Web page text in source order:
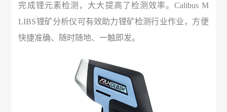
完成锂元素检测，大大提高了检测效率。Calibus M
LIBS锂矿分析仪可有效助力锂矿检测行业作业，方便
快捷准确、随时随地、一触即发。